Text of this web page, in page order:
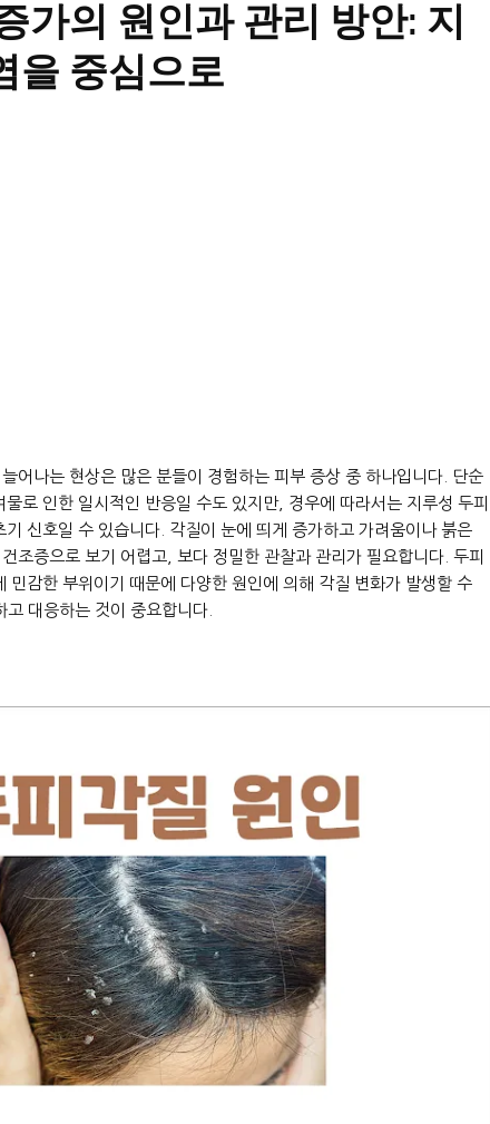
가의 원인과 관리 방안: 지
을 중심으로
어나는 현상은 많은 분들이 경험하는 피부 증상 중 하나입니다. 단순
로 인한 일시적인 반응일 수도 있지만, 경우에 따라서는 지루성 두피
기 신호일 수 있습니다. 각질이 눈에 띄게 증가하고 가려움이나 붉은
조증으로 보기 어렵고, 보다 정밀한 관찰과 관리가 필요합니다. 두피
민감한 부위이기 때문에 다양한 원인에 의해 각질 변화가 발생할 수
대응하는 것이 중요합니다.